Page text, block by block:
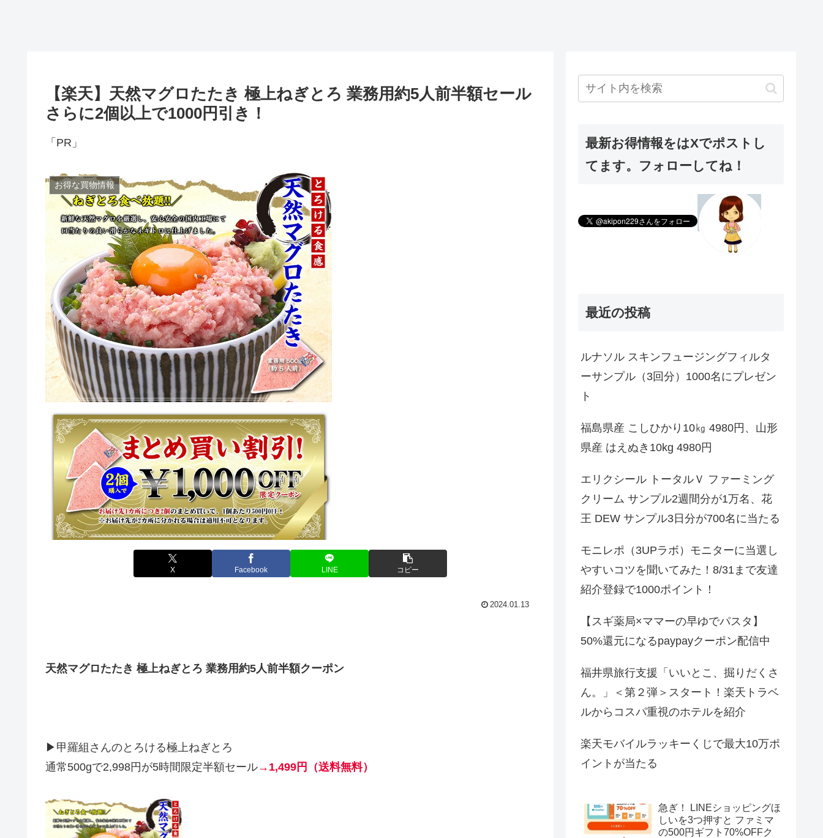
【楽天】天然マグロたたき 極上ねぎとろ 業務用約5人前半額セール
さらに2個以上で1000円引き！
「PR」
お得な買物情報
X Facebook LINE コピー
2024.01.13
天然マグロたたき 極上ねぎとろ 業務用約5人前半額クーポン
▶甲羅組さんのとろける極上ねぎとろ
通常500gで2,998円が5時間限定半額セール→1,499円（送料無料）
最新お得情報をはXでポストし
てます。フォローしてね！
最近の投稿
ルナソル スキンフュージングフィルタ
ーサンプル（3回分）1000名にプレゼン
ト
福島県産 こしひかり10㎏ 4980円、山形
県産 はえぬき10kg 4980円
エリクシール トータルＶ ファーミング
クリーム サンプル2週間分が1万名、花
王 DEW サンプル3日分が700名に当たる
モニレポ（3UPラボ）モニターに当選し
やすいコツを聞いてみた！8/31まで友達
紹介登録で1000ポイント！
【スギ薬局×ママーの早ゆでパスタ】
50%還元になるpaypayクーポン配信中
福井県旅行支援「いいとこ、掘りだくさ
ん。」＜第２弾＞スタート！楽天トラベ
ルからコスパ重視のホテルを紹介
楽天モバイルラッキーくじで最大10万ポ
イントが当たる
急ぎ！ LINEショッピングほ
しいを3つ押すと ファミマ
の500円ギフト70%OFFク